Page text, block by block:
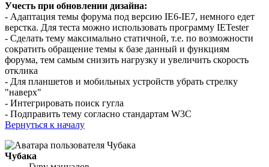
Учесть при обновлении дизайна:
- Адаптация темы форума под версию IE6-IE7, немного едет
верстка. Для теста можно использовать программу IETester
- Сделать тему максимально статичной, т.е. по возможности
сократить обращение темы к базе данный и функциям
форума, тем самым снизить нагрузку и увеличить скорость
отклика
- Для планшетов и мобильных устройств убрать стрелку
"наверх"
- Интегрировать поиск гугла
- Подправить тему согласно стандартам W3C
Вернуться к началу
Чубака